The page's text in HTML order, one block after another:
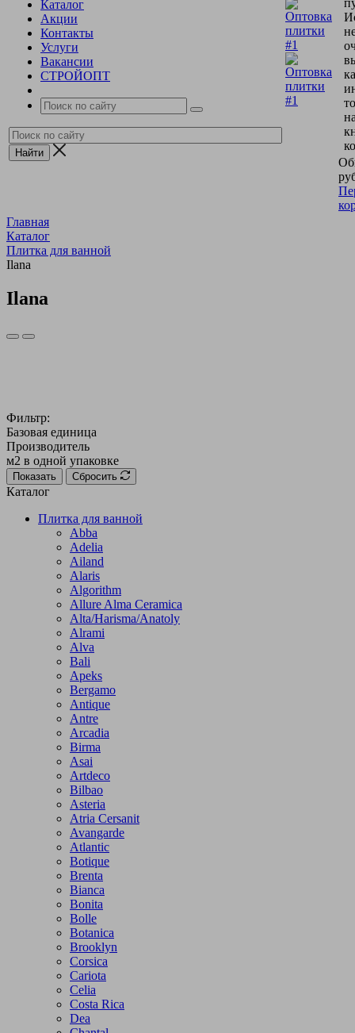
Каталог
Акции
Контакты
Услуги
Вакансии
СТРОЙОПТ
Главная
Каталог
Плитка для ванной
Ilana
Ilana
Фильтр:
Базовая единица
Производитель
м2 в одной упаковке
Показать Сбросить
Каталог
Плитка для ванной
Abba
Adelia
Ailand
Alaris
Algorithm
Allure Alma Ceramica
Alta/Harisma/Anatoly
Alrami
Alva
Bali
Apeks
Bergamo
Antique
Antre
Arcadia
Birma
Asai
Artdeco
Bilbao
Asteria
Atria Cersanit
Avangarde
Atlantic
Botique
Brenta
Bianca
Bonita
Bolle
Botanica
Brooklyn
Corsica
Cariota
Celia
Costa Rica
Dea